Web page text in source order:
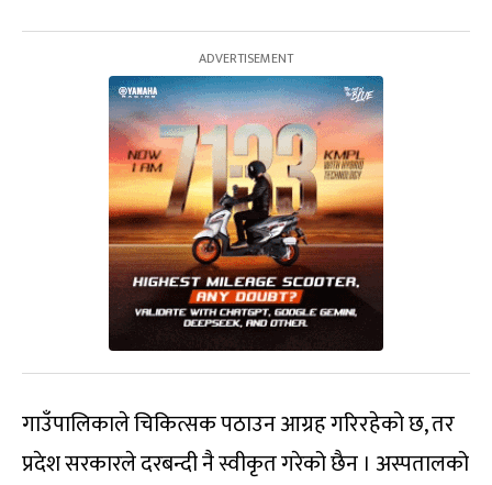
गाउँपालिकाले चिकित्सक पठाउन आग्रह गरिरहेको छ, तर
प्रदेश सरकारले दरबन्दी नै स्वीकृत गरेको छैन । अस्पतालको